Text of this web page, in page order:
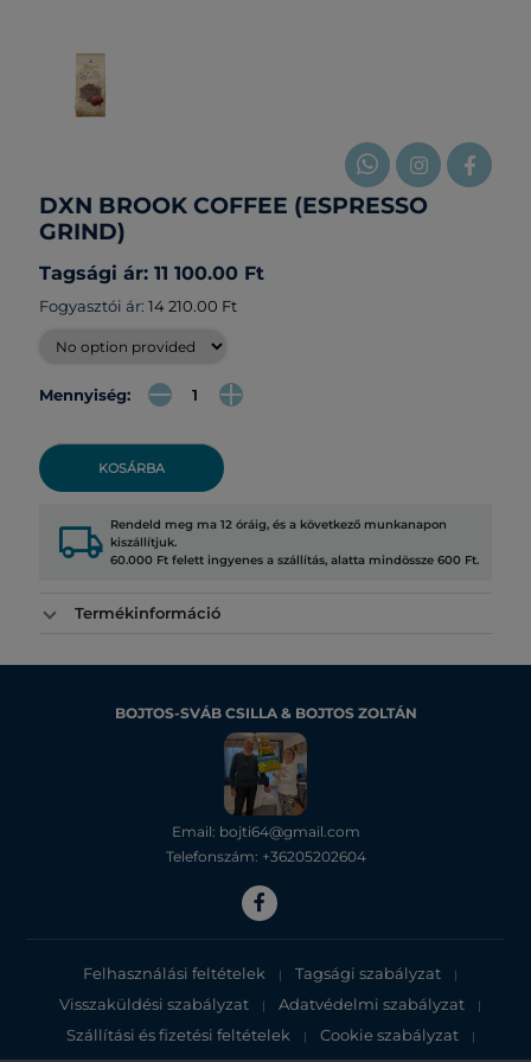
DXN BROOK COFFEE (ESPRESSO
GRIND)
Tagsági ár: 11 100.00 Ft
Fogyasztói ár: 14 210.00 Ft
Mennyiség:
KOSÁRBA
local_shipping Rendeld meg ma 12 óráig, és a következő munkanapon
kiszállítjuk.
60.000 Ft felett ingyenes a szállítás, alatta mindössze 600 Ft.
Termékinformáció
BOJTOS-SVÁB CSILLA & BOJTOS ZOLTÁN
Email: bojti64@gmail.com
Telefonszám: +36205202604
Felhasználási feltételek | Tagsági szabályzat |
Visszaküldési szabályzat | Adatvédelmi szabályzat |
Szállítási és fizetési feltételek | Cookie szabályzat |